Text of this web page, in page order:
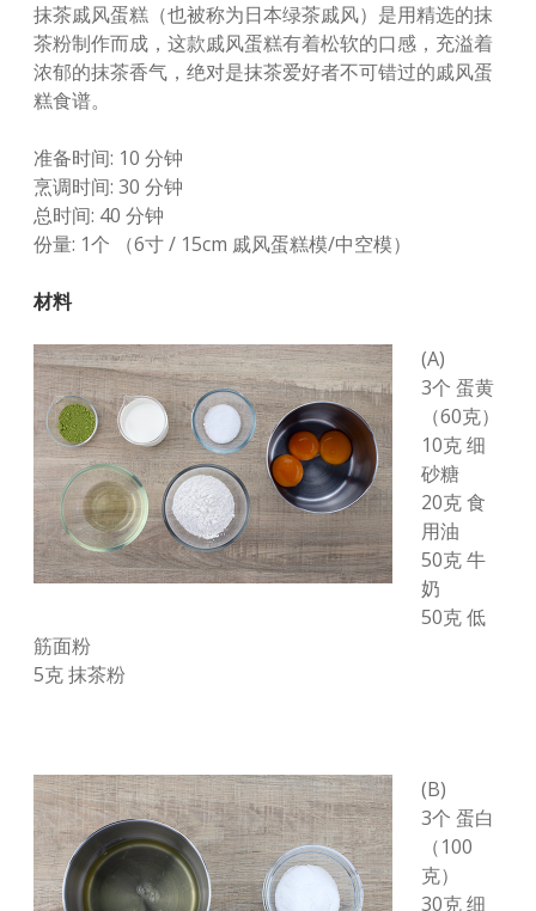
抹茶戚风蛋糕（也被称为日本绿茶戚风）是用精选的抹
茶粉制作而成，这款戚风蛋糕有着松软的口感，充溢着
浓郁的抹茶香气，绝对是抹茶爱好者不可错过的戚风蛋
糕食谱。
准备时间: 10 分钟
烹调时间: 30 分钟
总时间: 40 分钟
份量: 1个 （6寸 / 15cm 戚风蛋糕模/中空模）
材料
(A)
3个 蛋黄
（60克）
10克 细
砂糖
20克 食
用油
50克 牛
奶
50克 低
筋面粉
5克 抹茶粉
(B)
3个 蛋白
（100
克）
30克 细